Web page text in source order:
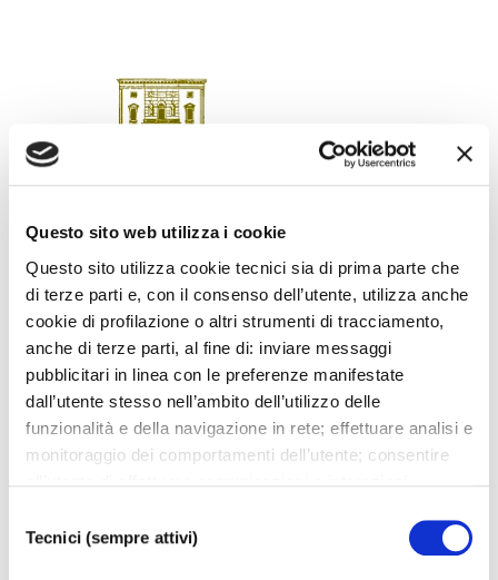
Questo sito web utilizza i cookie
Questo sito utilizza cookie tecnici sia di prima parte che
di terze parti e, con il consenso dell’utente, utilizza anche
cookie di profilazione o altri strumenti di tracciamento,
anche di terze parti, al fine di: inviare messaggi
pubblicitari in linea con le preferenze manifestate
dall’utente stesso nell’ambito dell’utilizzo delle
funzionalità e della navigazione in rete; effettuare analisi e
monitoraggio dei comportamenti dell’utente; consentire
TUTTI”, l’utente acconsente all’uso di tutti i cookie non
tecnici, inclusi quindi quelli di profilazione, analitici e
delTecnici (sempre attivi)
SCARICA LOCANDINA
I prossimi eventi